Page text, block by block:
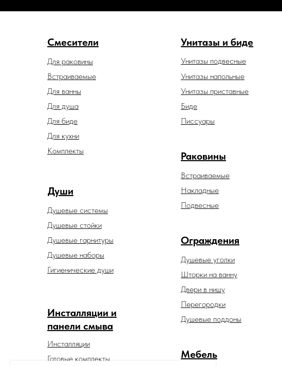
Смесители
Души
Душевые гарнитуры
Душевые системы
Гигиенические души
Душевые наборы
Унитазы и биде
Унитазы подвесные
Унитазы напольные
Унитазы приставные
Раковины
Встраиваемые
Накладные
Подвесные
Встраиваемые
Для биде
Для ванны
Для душа
Для раковины
Для кухни
Мебель
Ограждения
Душевые уголки
Шторки на ванну
Двери в нишу
Перегородки
Душевые стойки
Биде
Душевые поддоны
Инсталляции и
панели смыва
Инсталляции
Готовые комплекты
Комплекты
Писсуары